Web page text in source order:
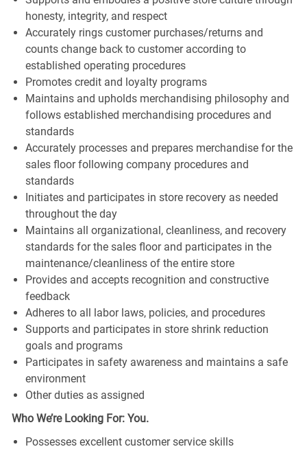
honesty, integrity, and respect
Accurately rings customer purchases/returns and
counts change back to customer according to
established operating procedures
Promotes credit and loyalty programs
Maintains and upholds merchandising philosophy and
follows established merchandising procedures and
standards
Accurately processes and prepares merchandise for the
sales floor following company procedures and
standards
Initiates and participates in store recovery as needed
throughout the day
Maintains all organizational, cleanliness, and recovery
standards for the sales floor and participates in the
maintenance/cleanliness of the entire store
Provides and accepts recognition and constructive
feedback
Adheres to all labor laws, policies, and procedures
Supports and participates in store shrink reduction
goals and programs
Participates in safety awareness and maintains a safe
environment
Other duties as assigned
Who We’re Looking For: You.
Possesses excellent customer service skills